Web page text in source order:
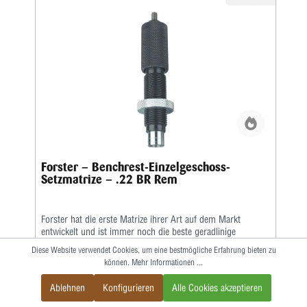
verbunden war • Helle, weiße Markierungen erleichtern das
Ablesen des Mikrometers • Erhältlich in 80 Kalibern
Forster – Benchrest-Einzelgeschoss-
Setzmatrize – .22 BR Rem
Forster hat die erste Matrize ihrer Art auf dem Markt
entwickelt und ist immer noch die beste geradlinige
Aufsetzmatrize überhaupt. Die gleitende Matrizenkammer
hat einen konzentrischen Geschosskanal, der nur
geringfügig größer ist als der Geschossdurchmesser. Diese
enge Passung gewährleistet einen geradlinigen (koaxialen)
Sitz.Der handpolierte Bullet Seating Stem sorgt für
109,20 €
Diese Website verwendet Cookies, um eine bestmögliche Erfahrung bieten zu
können. Mehr Informationen ...
Ablehnen Konfigurieren Alle Cookies akzeptieren